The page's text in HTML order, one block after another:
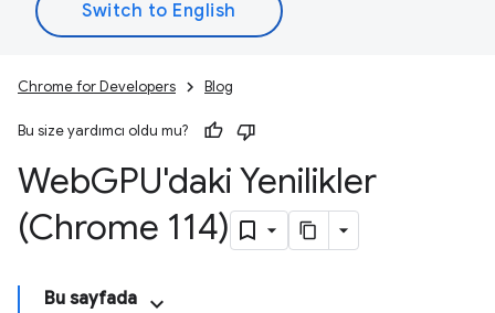
Chrome for Developers Blog
Bu size yardımcı oldu mu?
WebGPU'daki Yenilikler
(Chrome 114)
Bu sayfada